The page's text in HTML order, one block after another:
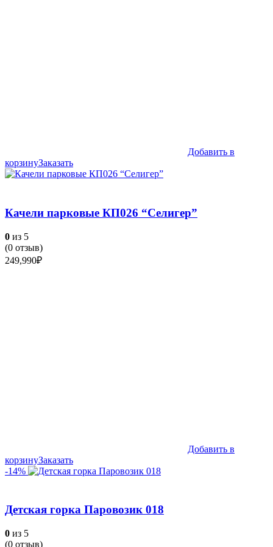
Добавить в
корзинуЗаказать
Качели парковые КП026 “Селигер”
0 из 5
(0 отзыв)
249,990₽
Добавить в
корзинуЗаказать
-14%
Детская горка Паровозик 018
0 из 5
(0 отзыв)